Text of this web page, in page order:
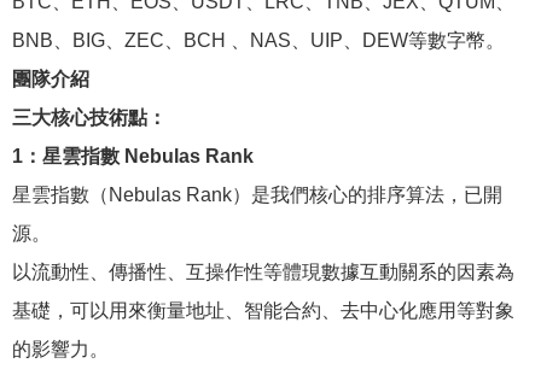
BNB、BIG、ZEC、BCH 、NAS、UIP、DEW等數字幣。
團隊介紹
三大核心技術點：
1：星雲指數 Nebulas Rank
星雲指數（Nebulas Rank）是我們核心的排序算法，已開
源。
以流動性、傳播性、互操作性等體現數據互動關系的因素為
基礎，可以用來衡量地址、智能合約、去中心化應用等對象
的影響力。